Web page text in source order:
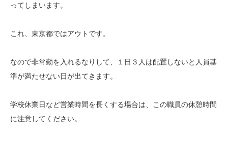
ってしまいます。
これ、東京都ではアウトです。
なので非常勤を入れるなりして、１日３人は配置しないと人員基
準が満たせない日が出てきます。
学校休業日など営業時間を長くする場合は、この職員の休憩時間
に注意してください。